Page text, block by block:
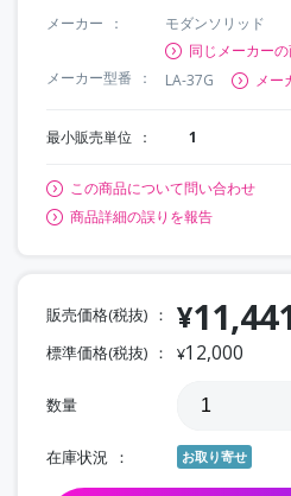
メーカー
モダンソリッド
同じメーカー
メーカー型番
LA-37G メー
最小販売単位 1
この商品について問い合わせ
商品詳細の誤りを報告
販売価格(税抜) ¥
標準価格(税抜) ¥12,000
数量
在庫状況 お取り寄せ